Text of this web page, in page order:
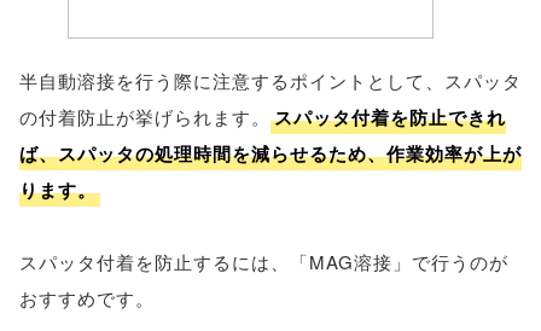
半自動溶接を行う際に注意するポイントとして、スパッタ
の付着防止が挙げられます。
スパッタ付着を防止できれ
ば、スパッタの処理時間を減らせるため、作業効率が上が
ります。
スパッタ付着を防止するには、「MAG溶接」で行うのが
おすすめです。